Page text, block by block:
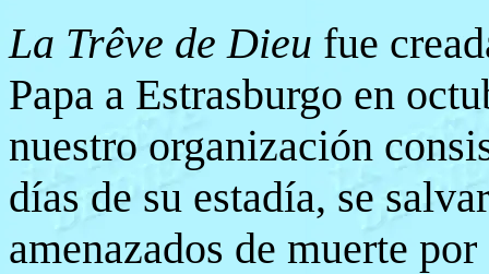
La Trêve de Dieu fue
Papa a Estrasburgo en
nuestro organización
días de su estadía, se
amenazados de muerte